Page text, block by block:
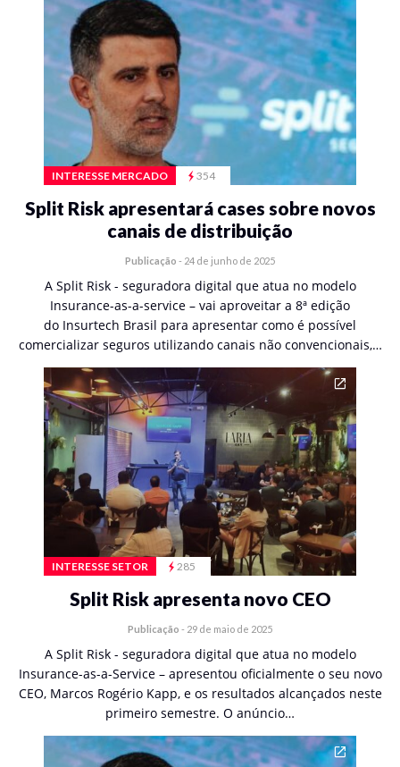
INTERESSE MERCADO 354
Split Risk apresentará cases sobre novos
canais de distribuição
Publicação - 24 de junho de 2025
A Split Risk - seguradora digital que atua no modelo
Insurance-as-a-service – vai aproveitar a 8ª edição
do Insurtech Brasil para apresentar como é possível
comercializar seguros utilizando canais não convencionais,…
INTERESSE SETOR 285
Split Risk apresenta novo CEO
Publicação - 29 de maio de 2025
A Split Risk - seguradora digital que atua no modelo
Insurance-as-a-Service – apresentou oficialmente o seu novo
CEO, Marcos Rogério Kapp, e os resultados alcançados neste
primeiro semestre. O anúncio…